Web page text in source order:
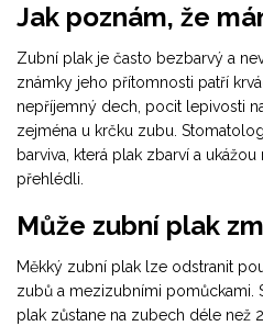
Jak poznám, že
Zubní plak je často bezbarvý a
známky jeho přítomnosti patří
nepříjemný dech, pocit lepivosti
zejména u krčku zubu.
barviva, která plak zbarví a
přehlédli.
Může zubní plak
Měkký zubní plak lze odstranit
zubů a mezizubními pomůckami.
plak zůstane na zubech déle než